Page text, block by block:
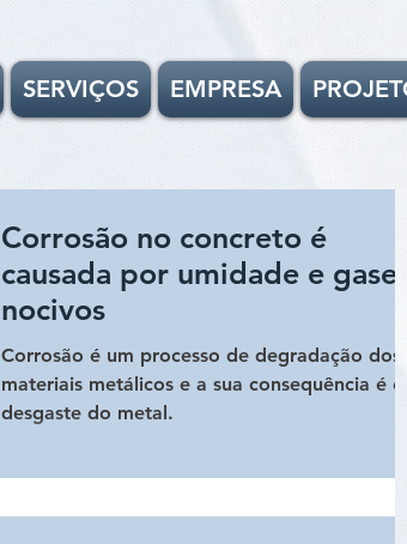
SERVIÇOS EMPRESA
Corrosão no concreto é
causada por umidade e
nocivos
Corrosão é um processo de degradação dos
materiais metálicos e a sua consequência é o
desgaste do metal.